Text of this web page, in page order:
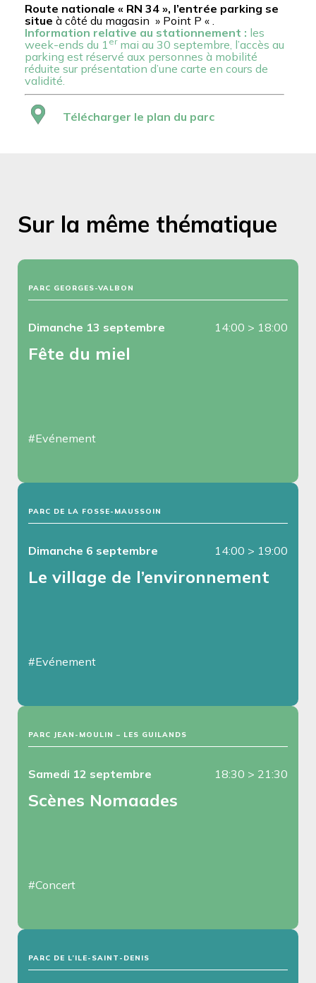
Route nationale « RN 34 », l’entrée parking se
situe à côté du magasin » Point P « .
Information relative au stationnement : les
week-ends du 1 ermai au 30 septembre, l’accès au
parking est réservé aux personnes à mobilité
réduite sur présentation d’une carte en cours de
validité.
Télécharger le plan du parc
Sur la même thématique
PARC GEORGES-VALBON
Dimanche 13 septembre 14:00 > 18:00
Fête du miel
#Evénement
PARC DE LA FOSSE-MAUSSOIN
Dimanche 6 septembre 14:00 > 19:00
Le village de l’environnement
#Evénement
PARC JEAN-MOULIN – LES GUILANDS
Samedi 12 septembre 18:30 > 21:30
Scènes Nomaades
#Concert
PARC DE L’ILE-SAINT-DENIS